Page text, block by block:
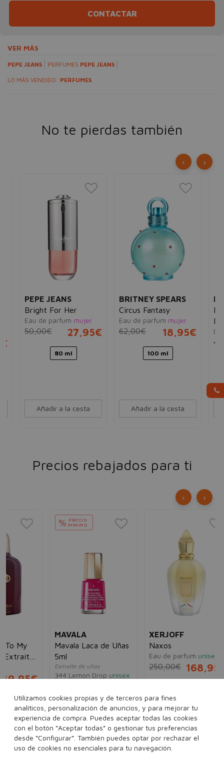
CONTACTAR
VER MÁS
PEPE JEANS PERFUMES PEPE JEANS
LO MÁS VENDIDO: PERFUMES
No te pierdas también
PEPE JEANS
Bright For Her
Eau de parfum mujer
50,00€ 27,95€
80 ml
Añadir a la cesta
BRITNEY SPEARS
Circus Fantasy
Eau de parfum mujer
62,00€ 18,95€
100 ml
Añadir a la cesta
‹ ›
Precios rebajados para ti
%
MAVALA
Mavala Laca de Uñas
5ml
Esmalte de uñas
344 Lemon Drop unisex
Ver más...
Añadir a la cesta
XERJOFF
Naxos
Eau de parfum unisex
250,00€ 168,95€
Añadir a la cesta
‹ ›
Utilizamos cookies propias y de terceros para fines
analíticos, personalización de anuncios, y para mejorar tu
experiencia de compra. Puedes aceptar todas las cookies
con el botón “Aceptar todas” o gestionar tus preferencias
desde “Configurar”. También puedes optar por rechazar el
uso de cookies no esenciales para tu navegación.